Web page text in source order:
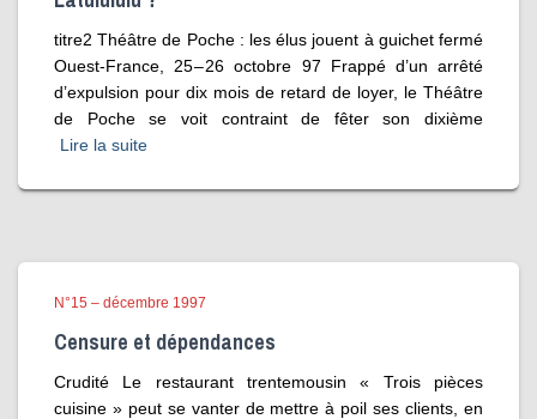
titre2 Théâtre de Poche : les élus jouent à guichet fermé
Ouest-France, 25 – 26 octobre 97 Frappé d’un arrêté
d’expulsion pour dix mois de retard de loyer, le Théâtre
de Poche se voit contraint de fêter son dixième
Lire la suite
N°15 – décembre 1997
Censure et dépendances
Crudité Le restaurant trentemousin « Trois pièces
cuisine » peut se vanter de mettre à poil ses clients, en